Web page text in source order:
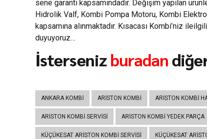
sene garanti kapsamındadır. Değişim yapılan
Hidrolik Valf, Kombi Pompa Motoru, Kombi
kapsamına alınmaktadır. Kısacası Kombi’niz
duyuyoruz…
İsterseniz buradan
ANKARA KOMBI ARISTON KOMBI ARISTON KOMBI
ARISTON KOMBI SERVISI ARISTON KOMBI YEDEK PARÇA
KÜÇÜKESAT ARISTON KOMBI SERVISI KÜÇÜKESAT